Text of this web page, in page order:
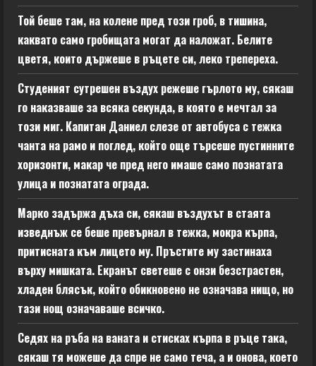
Той беше там, на колене пред този гроб, в тишина,
каквато само гробищата могат да наложат. Белите
цветя, които държеше в ръцете си, леко трепереха.
Студеният сутрешен въздух режеше гърлото му, сякаш
го наказваше за всяка секунда, в която е мечтал за
този миг. Капитан Даниел слезе от автобуса с тежка
чанта на рамо и поглед, който още търсеше пустинните
хоризонти, макар че пред него имаше само познатата
улица и познатата ограда.
Марко задържа дъха си, сякаш въздухът в стаята
изведнъж се беше превърнал в тежка, мокра кърпа,
притисната към лицето му. Пръстите му застинаха
върху мишката. Екранът светеше с онзи безстрастен,
хладен блясък, който обикновено не означава нищо, но
тази нощ означаваше всичко.
Седях на ръба на ваната и стисках кърпа в ръце така,
сякаш тя можеше да спре не само теча, а и онова, което